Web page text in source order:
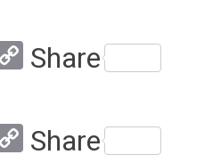
Copy
Share
Copy
Share